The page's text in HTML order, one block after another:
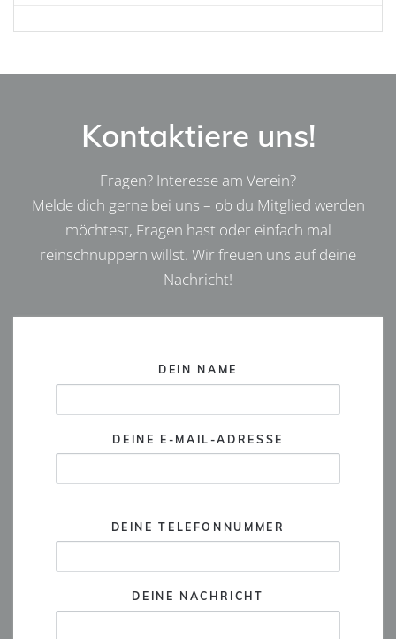
Kontaktiere uns!
Fragen? Interesse am Verein?
Melde dich gerne bei uns – ob du Mitglied werden
möchtest, Fragen hast oder einfach mal
reinschnuppern willst. Wir freuen uns auf deine
Nachricht!
DEIN NAME
DEINE E-MAIL-ADRESSE
DEINE TELEFONNUMMER
DEINE NACHRICHT